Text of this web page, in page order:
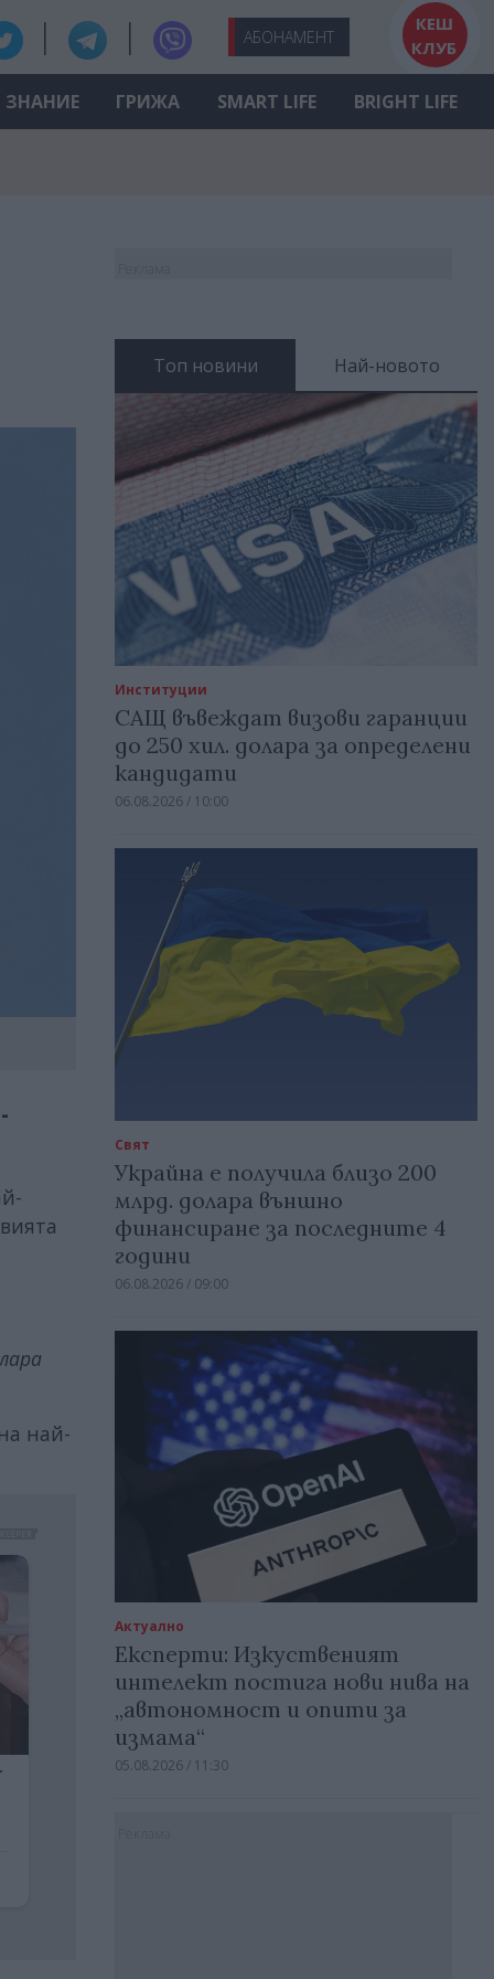
АБОНАМЕНТ
КЕШ
КЛУБ
ЗНАНИЕ ГРИЖА SMART LIFE BRIGHT LIFE
най-
Топ новини Най-новото
Институции
САЩ въвеждат визови гаранции
до 250 хил. долара за определени
кандидати
06.08.2026 / 10:00
Свят
Украйна е получила близо 200
млрд. долара външно
финансиране за последните 4
години
06.08.2026 / 09:00
Актуално
Експерти: Изкуственият
интелект постига нови нива на
„автономност и опити за
измама“
05.08.2026 / 11:30